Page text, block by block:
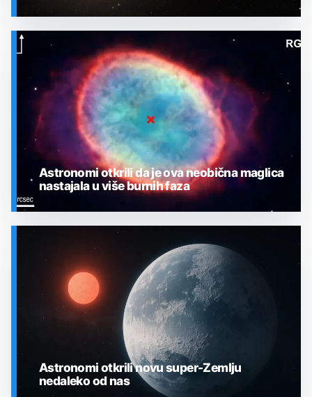
SVEMIR
Astronomi otkrili da je ova neobična maglica
nastajala u više burnih faza
Astronomi otkrili novu super-Zemlju
nedaleko od nas